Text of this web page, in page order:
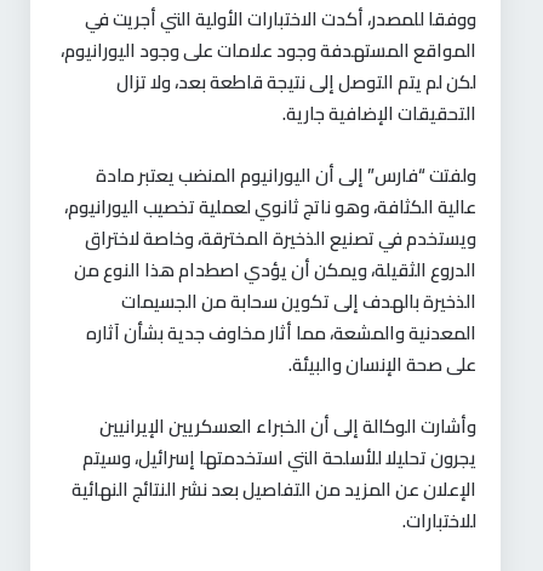
ووفقا للمصدر، أكدت الاختبارات الأولية التي أجريت في
المواقع المستهدفة وجود علامات على وجود اليورانيوم،
لكن لم يتم التوصل إلى نتيجة قاطعة بعد، ولا تزال
التحقيقات الإضافية جارية.
ولفتت “فارس” إلى أن اليورانيوم المنضب يعتبر مادة
عالية الكثافة، وهو ناتج ثانوي لعملية تخصيب اليورانيوم،
ويستخدم في تصنيع الذخيرة المخترقة، وخاصة لاختراق
الدروع الثقيلة، ويمكن أن يؤدي اصطدام هذا النوع من
الذخيرة بالهدف إلى تكوين سحابة من الجسيمات
المعدنية والمشعة، مما أثار مخاوف جدية بشأن آثاره
على صحة الإنسان والبيئة.
وأشارت الوكالة إلى أن الخبراء العسكريين الإيرانيين
يجرون تحليلا للأسلحة التي استخدمتها إسرائيل، وسيتم
الإعلان عن المزيد من التفاصيل بعد نشر النتائج النهائية
للاختبارات.